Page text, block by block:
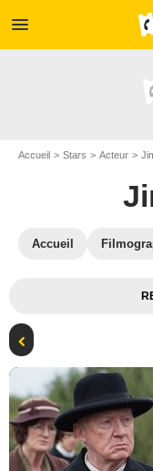
menu
Accueil Stars Acteur
Accueil